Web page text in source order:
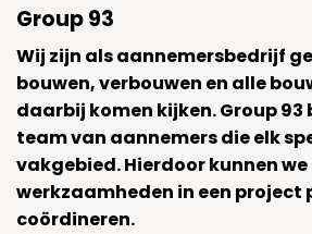
Group 93
Wij zijn als aannemersbedrijf
bouwen, verbouwen en alle
daarbij komen kijken. Group
team van aannemers die elk
vakgebied. Hierdoor kunnen
werkzaamheden in een project
coördineren.